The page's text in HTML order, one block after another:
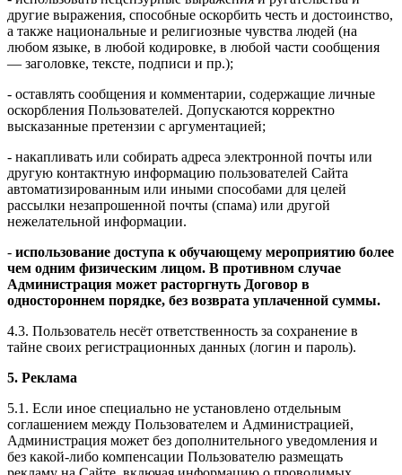
другие выражения, способные оскорбить честь и достоинство,
а также национальные и религиозные чувства людей (на
любом языке, в любой кодировке, в любой части сообщения
— заголовке, тексте, подписи и пр.);
- оставлять сообщения и комментарии, содержащие личные
оскорбления Пользователей. Допускаются корректно
высказанные претензии с аргументацией;
- накапливать или собирать адреса электронной почты или
другую контактную информацию пользователей Сайта
автоматизированным или иными способами для целей
рассылки незапрошенной почты (спама) или другой
нежелательной информации.
- использование доступа к обучающему мероприятию более
чем одним физическим лицом. В противном случае
Администрация может расторгнуть Договор в
одностороннем порядке, без возврата уплаченной суммы.
4.3. Пользователь несёт ответственность за сохранение в
тайне своих регистрационных данных (логин и пароль).
5. Реклама
5.1. Если иное специально не установлено отдельным
соглашением между Пользователем и Администрацией,
Администрация может без дополнительного уведомления и
без какой-либо компенсации Пользователю размещать